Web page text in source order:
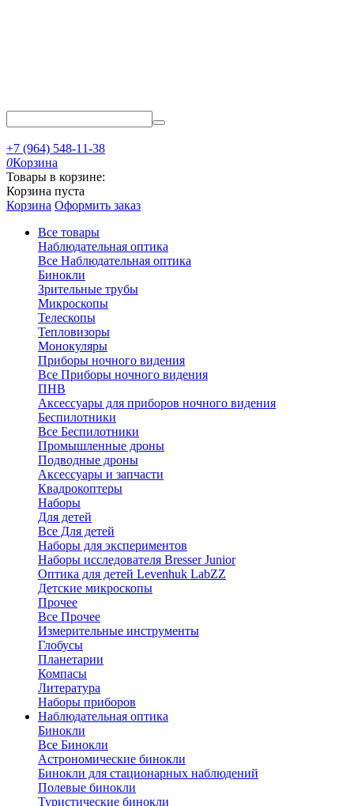
+7 (964) 548-11-38
0Корзина
Товары в корзине:
Корзина пуста
Корзина Оформить заказ
Все товары
Наблюдательная оптика
Все Наблюдательная оптика
Бинокли
Зрительные трубы
Микроскопы
Телескопы
Тепловизоры
Монокуляры
Приборы ночного видения
Все Приборы ночного видения
ПНВ
Аксессуары для приборов ночного видения
Беспилотники
Все Беспилотники
Промышленные дроны
Подводные дроны
Аксессуары и запчасти
Квадрокоптеры
Наборы
Для детей
Все Для детей
Наборы для экспериментов
Наборы исследователя Bresser Junior
Оптика для детей Levenhuk LabZZ
Детские микроскопы
Прочее
Все Прочее
Измерительные инструменты
Глобусы
Планетарии
Компасы
Литература
Наборы приборов
Наблюдательная оптика
Бинокли
Все Бинокли
Астрономические бинокли
Бинокли для стационарных наблюдений
Полевые бинокли
Туристические бинокли